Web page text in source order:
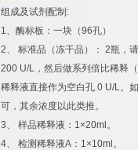
组成及试剂配制 :
1、酶标板：一块（96孔）
2、 标准品（冻干品）： 2瓶，
200 U/L ，然后做系列倍比稀释
稀释液直接作为空白孔 0 U/L。
可，其余浓度以此类推。
3、 样品稀释液： 1×20ml 。
4、 检测稀释液A ： 1×10ml 。